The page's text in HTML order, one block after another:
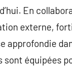
En
externe,
équipées